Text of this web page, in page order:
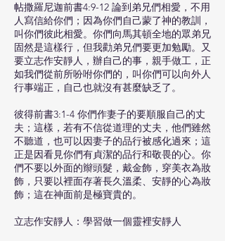
帖撒羅尼迦前書4:9-12 論到弟兄們相愛，不用
人寫信給你們；因為你們自己蒙了神的教訓，
叫你們彼此相愛。你們向馬其頓全地的眾弟兄
固然是這樣行，但我勸弟兄們要更加勉勵。又
要立志作安靜人，辦自己的事，親手做工，正
如我們從前所吩咐你們的，叫你們可以向外人
行事端正，自己也就沒有甚麼缺乏了。
彼得前書3:1-4 你們作妻子的要順服自己的丈
夫；這樣，若有不信從道理的丈夫，他們雖然
不聽道，也可以因妻子的品行被感化過來；這
正是因看見你們有貞潔的品行和敬畏的心。你
們不要以外面的辮頭髮，戴金飾，穿美衣為妝
飾，只要以裡面存著長久溫柔、安靜的心為妝
飾；這在神面前是極寶貴的。
立志作安靜人：學習做一個靈裡安靜人